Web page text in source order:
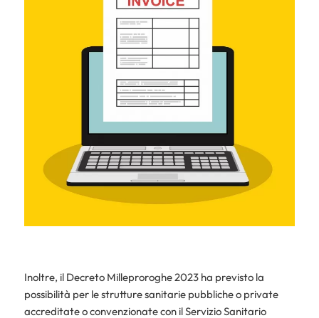
Inoltre, il Decreto Milleproroghe 2023 ha previsto la
possibilità per le strutture sanitarie pubbliche o private
accreditate o convenzionate con il Servizio Sanitario